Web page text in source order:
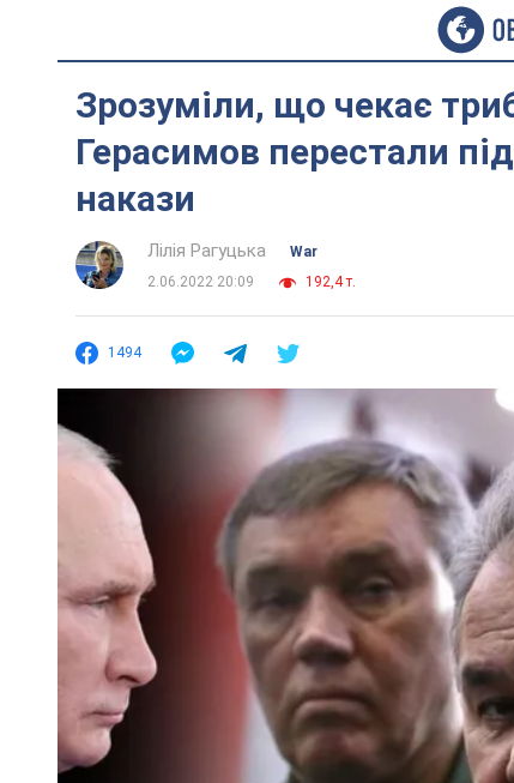
Зрозуміли, що чекає
Герасимов перестали
накази
Лілія Рагуцька
War
2.06.2022 20:09
192,4 т.
1494